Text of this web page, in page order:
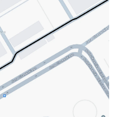
kontroli - mapa
dojazdu